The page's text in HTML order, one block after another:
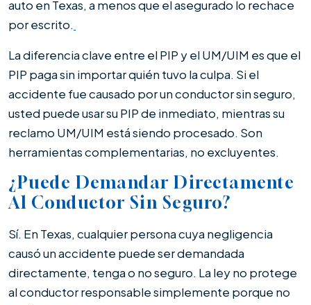
auto en Texas, a menos que el asegurado lo rechace
por escrito.
La diferencia clave entre el PIP y el UM/UIM es que el
PIP paga sin importar quién tuvo la culpa. Si el
accidente fue causado por un conductor sin seguro,
usted puede usar su PIP de inmediato, mientras su
reclamo UM/UIM está siendo procesado. Son
herramientas complementarias, no excluyentes.
¿Puede Demandar Directamente
Al Conductor Sin Seguro?
Sí. En Texas, cualquier persona cuya negligencia
causó un accidente puede ser demandada
directamente, tenga o no seguro. La ley no protege
al conductor responsable simplemente porque no